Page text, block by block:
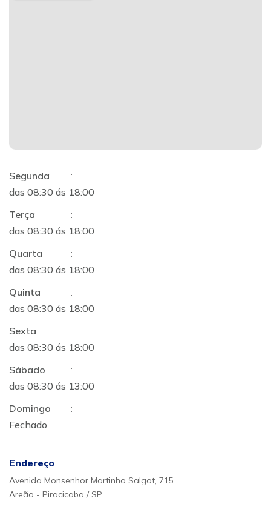
Segunda
:
das 08:30 ás 18:00
Terça
:
das 08:30 ás 18:00
Quarta
:
das 08:30 ás 18:00
Quinta
:
das 08:30 ás 18:00
Sexta
:
das 08:30 ás 18:00
Sábado
:
das 08:30 ás 13:00
Domingo
:
Fechado
Endereço
Avenida Monsenhor Martinho Salgot, 715
Areão - Piracicaba / SP